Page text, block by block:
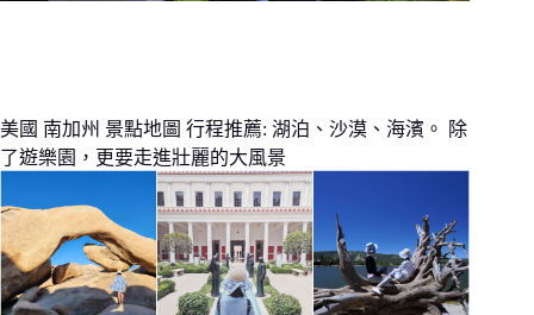
美國 南加州 景點地圖 行程推薦: 湖泊、沙漠、海濱。 除
了遊樂園，更要走進壯麗的大風景